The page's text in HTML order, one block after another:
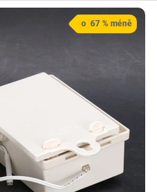
o 67 % méně